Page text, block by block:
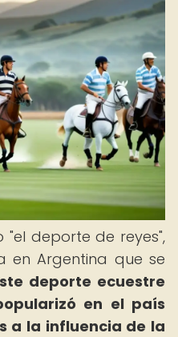
"el deporte de reyes",
en Argentina que se
deporte ecuestre
en el país
a la influencia de la